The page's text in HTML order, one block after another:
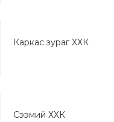
Каркас зураг ХХК
Сээмий ХХК